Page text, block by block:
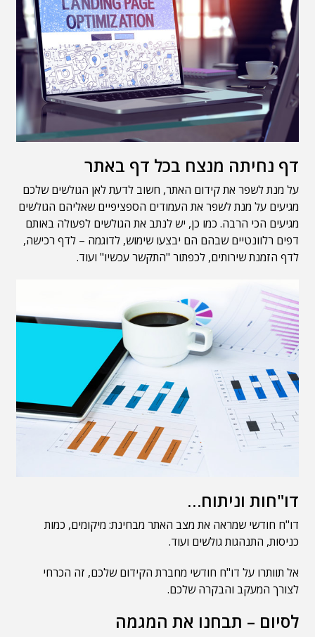
דף נחיתה מנצח בכל דף באתר
על מנת לשפר את קידום האתר, חשוב לדעת לאן הגולשים שלכם
מגיעים על מנת לשפר את העמודים הספציפיים שאליהם הגולשים
מגיעים הכי הרבה. כמו כן, יש לנתב את הגולשים לפעולה באותם
דפים רלוונטיים שבהם הם יבצעו שימוש, לדוגמה – לדף רכישה,
לדף הזמנת שירותים, לכפתור "התקשר עכשיו" ועוד.
דו"חות וניתוח…
דו"ח חודשי שמראה את מצב האתר מבחינת: מיקומים, כמות
כניסות, התנהגות גולשים ועוד.
אל תוותרו על דו"ח חודשי מחברת הקידום שלכם, זה הכרחי
לצורך המעקב והבקרה שלכם.
לסיום – תבחנו את המגמה